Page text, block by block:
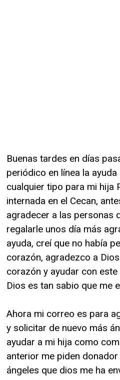
Buenas tardes en días
periódico en línea la
cualquier tipo para mi hija
internada en el Cecan,
agradecer a las personas
regalarle unos día más
ayuda, creí que no había
corazón, agradezco a
corazón y ayudar con
Dios es tan sabio que me
Ahora mi correo es para
y solicitar de nuevo más
ayudar a mi hija como
anterior me piden
ángeles que dios me ha